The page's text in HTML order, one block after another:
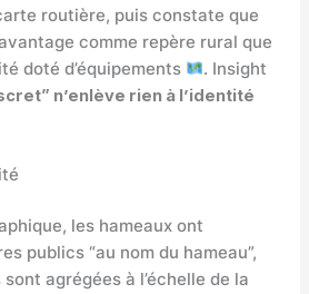
routière, puis constate que
comme repère rural que
doté d’équipements
. Insight
n’enlève rien à l’identité
les hameaux ont
publics “au nom du hameau”,
agrégées à l’échelle de la